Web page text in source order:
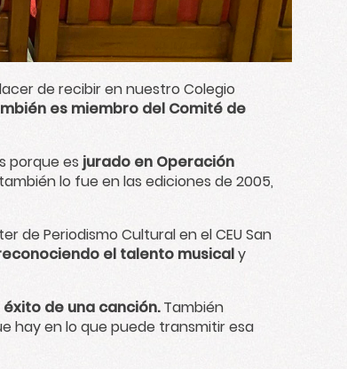
de recibir en nuestro Colegio
es miembro del Comité de
porque es jurado en Operación
lo fue en las ediciones de 2005,
de Periodismo Cultural en el CEU San
el talento musicaly
de una canción.También
hay en lo que puede transmitir esa